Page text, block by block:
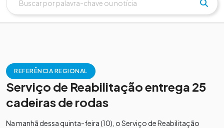
REFERÊNCIA REGIONAL
Serviço de Reabilitação entrega 25
cadeiras de rodas
Na manhã dessa quinta-feira (10), o Serviço de Reabilitação